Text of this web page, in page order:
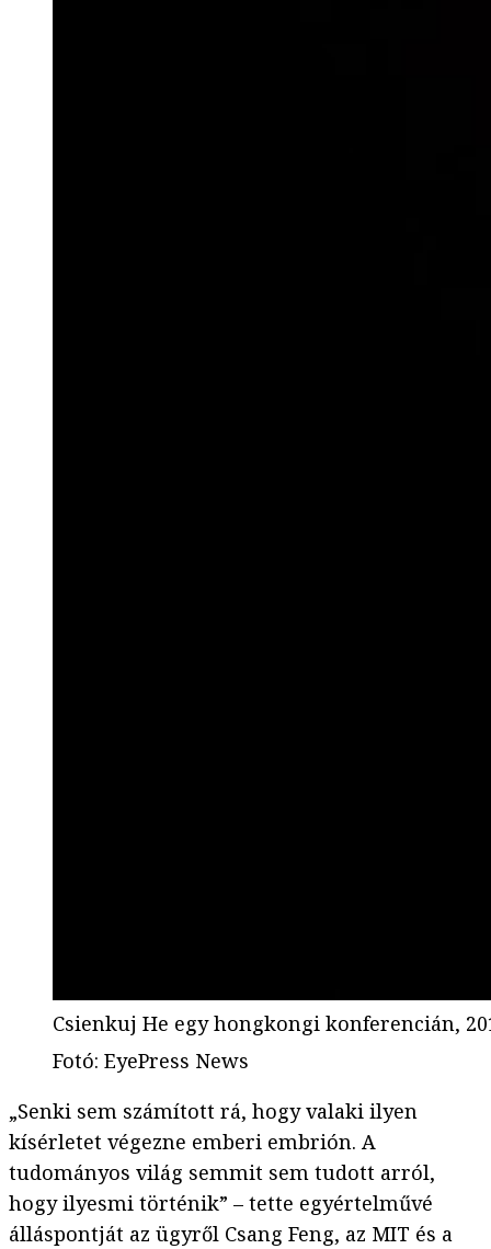
Csienkuj He egy hongkongi konferencián,
Fotó: EyePress News
„Senki sem számított rá, hogy valaki ilyen
kísérletet végezne emberi embrión. A
tudományos világ semmit sem tudott arról,
hogy ilyesmi történik” – tette egyértelművé
álláspontját az ügyről Csang Feng, az MIT és a